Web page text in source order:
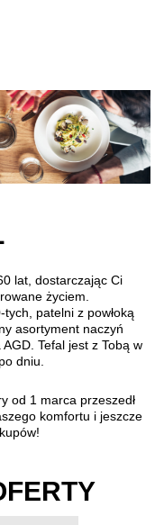
lat, dostarczając Ci
życiem.
patelni z powłoką
asortyment naczyń
Tefal jest z Tobą w
dniu.
od 1 marca przeszedł
komfortu i jeszcze